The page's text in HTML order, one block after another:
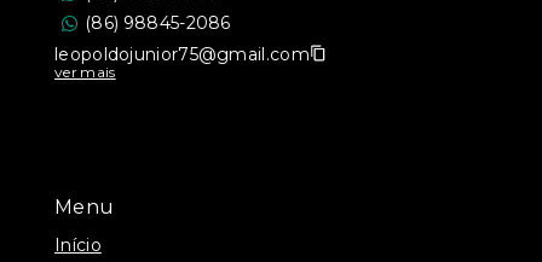
Menu
Início
(86) 98845-2086
leopoldojunior75@gmail.com
ver mais